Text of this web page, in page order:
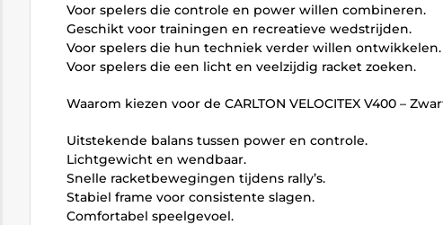
Voor spelers die controle en power willen combineren.
Geschikt voor trainingen en recreatieve wedstrijden.
Voor spelers die hun techniek verder willen ontwikkelen.
Voor spelers die een licht en veelzijdig racket zoeken.
Waarom kiezen voor de CARLTON VELOCITEX V400 –
Uitstekende balans tussen power en controle.
Lichtgewicht en wendbaar.
Snelle racketbewegingen tijdens rally’s.
Stabiel frame voor consistente slagen.
Comfortabel speelgevoel.